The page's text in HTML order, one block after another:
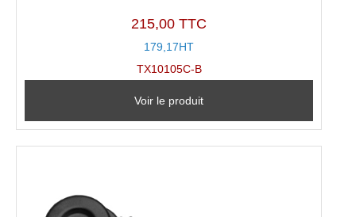
215,00 TTC
179,17HT
TX10105C-B
Voir le produit